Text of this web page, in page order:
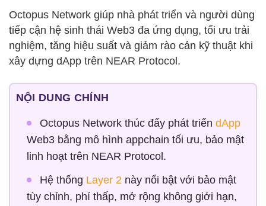
Octopus Network giúp nhà phát triển và người dùng
tiếp cận hệ sinh thái Web3 đa ứng dụng, tối ưu trải
nghiệm, tăng hiệu suất và giảm rào cản kỹ thuật khi
xây dựng dApp trên NEAR Protocol.
NỘI DUNG CHÍNH
Octopus Network thúc đẩy phát triển dApp
Web3 bằng mô hình appchain tối ưu, bảo mật
linh hoạt trên NEAR Protocol.
Hệ thống Layer 2 này nổi bật với bảo mật
tùy chỉnh, phí thấp, mở rộng không giới hạn,